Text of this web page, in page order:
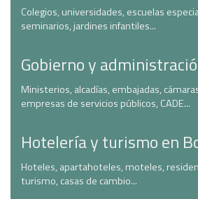
Colegios, universidades, escuelas
seminarios, jardines infantiles...
Gobierno y
Ministerios, alcadías, embajadas,
empresas de servicios públicos, CADE...
Hotelería y turismo en
Hoteles, apartahoteles, moteles,
turismo, casas de cambio...